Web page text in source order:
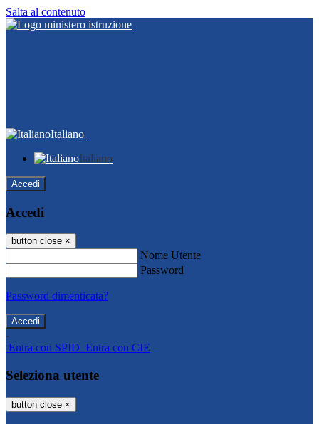
Salta al contenuto
Italiano
Italiano
Accedi
Accedi
button close ×
Nome Utente
Password
Password dimenticata?
-
Entra con SPID Entra con CIE
Seleziona utente
button close ×